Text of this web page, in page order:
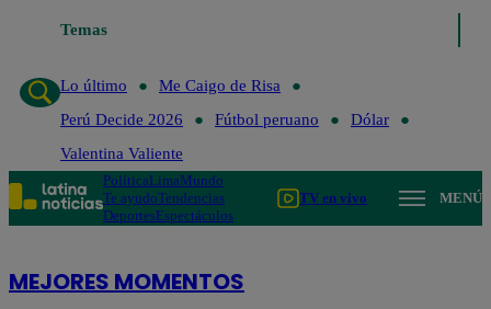
Temas
Lo último
Me Caigo de Risa
Perú Decide 2026
Fútbol peruano
Dólar
Valentina Valiente
PolíticaLimaMundo
Te ayudoTendencias
DeportesEspectáculos
TV en vivo MENÚ
MEJORES MOMENTOS